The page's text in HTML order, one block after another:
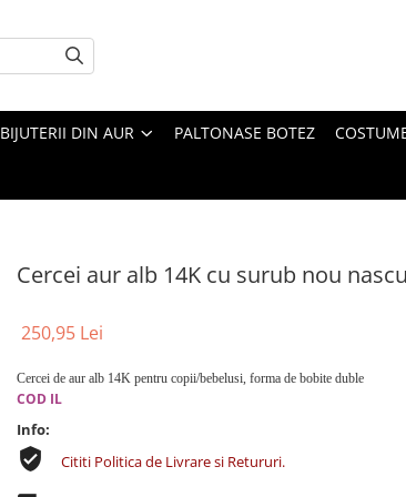
BIJUTERII DIN AUR PALTONASE BOTEZ
Cercei aur alb 14K cu surub nou
250,95 Lei
Cercei de aur alb 14K pentru copii/bebelusi, forma de bobite duble
COD IL
Info:
Cititi Politica de Livrare si Retururi.